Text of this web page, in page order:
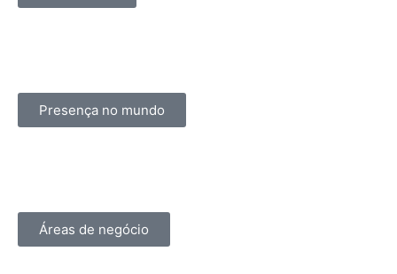
Presença no mundo
Áreas de negócio